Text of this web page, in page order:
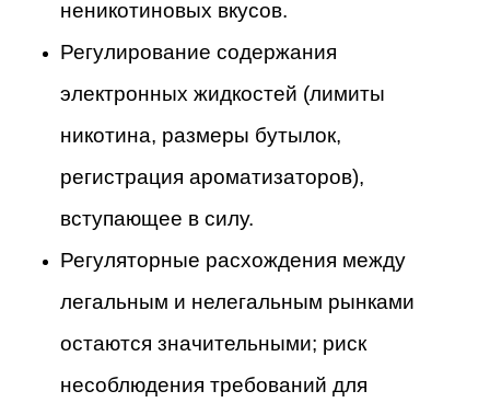
неникотиновых вкусов.
Регулирование содержания
электронных жидкостей (лимиты
никотина, размеры бутылок,
регистрация ароматизаторов),
вступающее в силу.
Регуляторные расхождения между
легальным и нелегальным рынками
остаются значительными; риск
несоблюдения требований для